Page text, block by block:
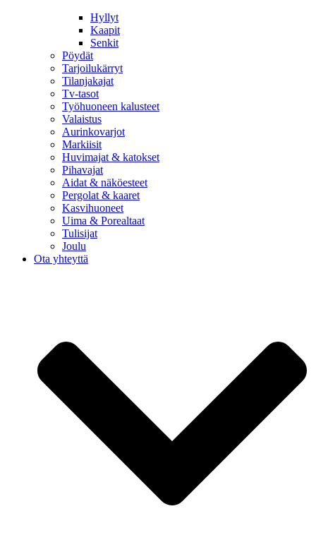
Hyllyt
Kaapit
Senkit
Pöydät
Tarjoilukärryt
Tilanjakajat
Tv-tasot
Työhuoneen kalusteet
Valaistus
Aurinkovarjot
Markiisit
Huvimajat & katokset
Pihavajat
Aidat & näköesteet
Pergolat & kaaret
Kasvihuoneet
Uima & Porealtaat
Tulisijat
Joulu
Ota yhteyttä